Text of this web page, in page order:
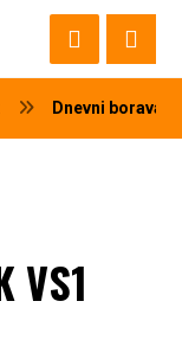
Dnevni boravak
VS1